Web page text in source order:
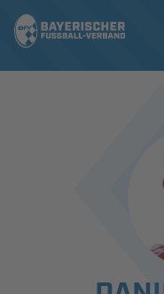
ERGEBNISSE &
SPIELBETRIEB &